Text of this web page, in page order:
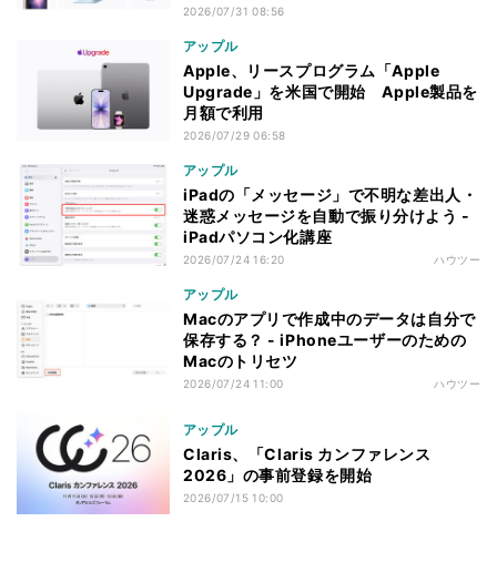
2026/07/31 08:56
アップル
Apple、リースプログラム「Apple
Upgrade」を米国で開始 Apple製品を
月額で利用
2026/07/29 06:58
アップル
iPadの「メッセージ」で不明な差出人・
迷惑メッセージを自動で振り分けよう -
iPadパソコン化講座
2026/07/24 16:20 ハウツー
アップル
Macのアプリで作成中のデータは自分で
保存する？ - iPhoneユーザーのための
Macのトリセツ
2026/07/24 11:00 ハウツー
アップル
Claris、「Claris カンファレンス
2026」の事前登録を開始
2026/07/15 10:00